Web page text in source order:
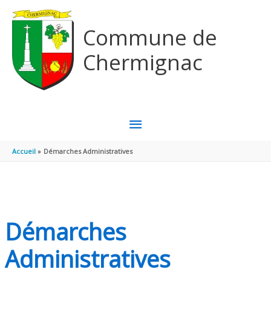
Commune de
Chermignac
MENU
PRINCIPAL
Accueil Démarches Administratives
Démarches
Administratives